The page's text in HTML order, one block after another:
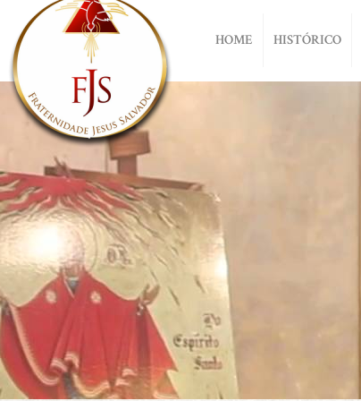
HOME HISTÓRICO